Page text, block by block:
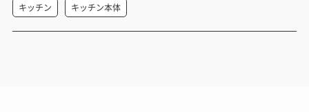
キッチン キッチン本体